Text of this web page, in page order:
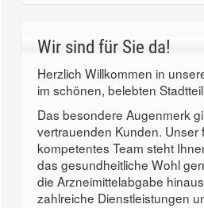
Wir sind für Sie da!
Herzlich Willkommen in
im schönen, belebten
Das besondere Augenmerk
vertrauenden Kunden. Unser
kompetentes Team steht
das gesundheitliche Wohl
die Arzneimittelabgabe
zahlreiche Dienstleistungen